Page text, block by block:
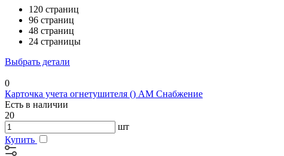
120 страниц
96 страниц
48 страниц
24 страницы
Выбрать детали
0
Карточка учета огнетушителя () АМ Снабжение
Есть в наличии
20
шт
Купить